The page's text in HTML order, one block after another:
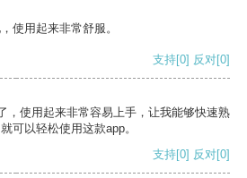
使用起来非常舒服。
支持[0] 反对[0]
，使用起来非常容易上手，让我能够快速熟
可以轻松使用这款app。
支持[0] 反对[0]